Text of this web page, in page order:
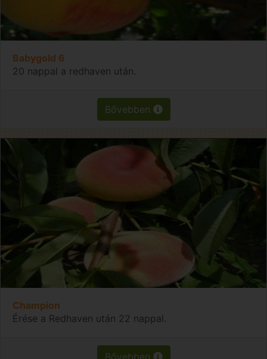
Babygold 6
20 nappal a redhaven után.
Bővebben
Champion
Érése a Redhaven után 22 nappal.
Bővebben